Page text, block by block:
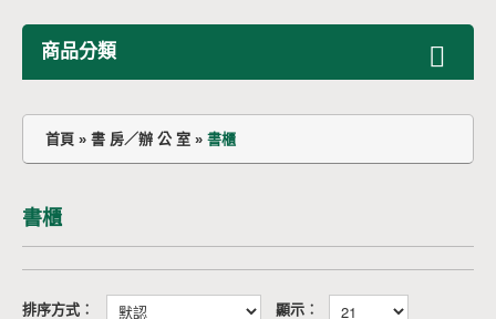
商品分類
首頁 » 書 房／辦 公 室 » 書櫃
書櫃
排序方式︰ 顯示︰